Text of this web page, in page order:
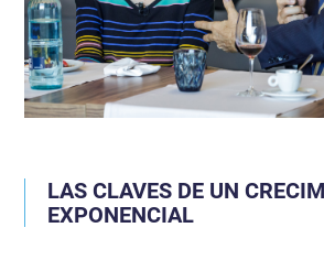
LAS CLAVES DE UN
EXPONENCIAL